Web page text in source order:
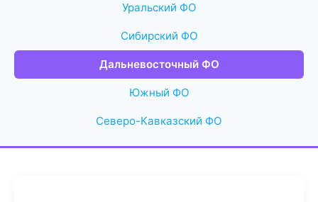
Уральский ФО
Сибирский ФО
Дальневосточный ФО
Южный ФО
Северо-Кавказский ФО